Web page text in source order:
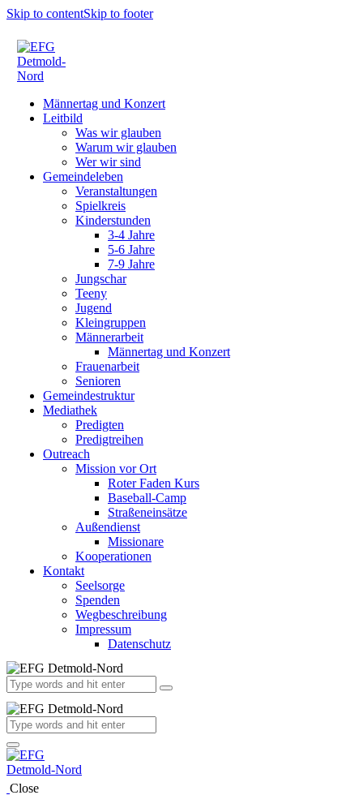
Skip to contentSkip to footer
Männertag und Konzert
Leitbild
Was wir glauben
Warum wir glauben
Wer wir sind
Gemeindeleben
Veranstaltungen
Spielkreis
Kinderstunden
3-4 Jahre
5-6 Jahre
7-9 Jahre
Jungschar
Teeny
Jugend
Kleingruppen
Männerarbeit
Männertag und Konzert
Frauenarbeit
Senioren
Gemeindestruktur
Mediathek
Predigten
Predigtreihen
Outreach
Mission vor Ort
Roter Faden Kurs
Baseball-Camp
Straßeneinsätze
Außendienst
Missionare
Kooperationen
Kontakt
Seelsorge
Spenden
Wegbeschreibung
Impressum
Datenschutz
Close